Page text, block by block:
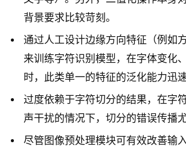
背景要求比较苛刻。
通过人工设计边缘方向特征（例如
来训练字符识别模型，在字体变化
时，此类单一的特征的泛化能力迅速
过度依赖于字符切分的结果，在字
声干扰的情况下，切分的错误传播
尽管图像预处理模块可有效改善输